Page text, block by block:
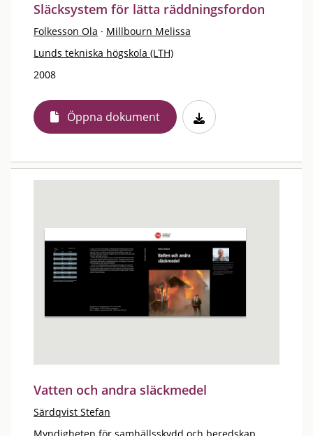
Släcksystem för lätta räddningsfordon
Folkesson Ola · Millbourn Melissa
Lunds tekniska högskola (LTH)
2008
Öppna dokument
Vatten och andra släckmedel
Särdqvist Stefan